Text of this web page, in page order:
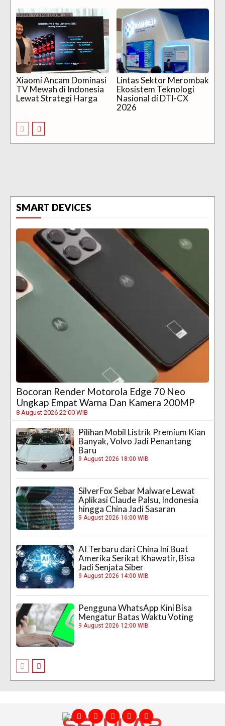
Xiaomi Ancam Dominasi
TV Mewah di Indonesia
Lewat Strategi Harga
Lintas Sektor Merombak
Ekosistem Teknologi
Nasional di DTI-CX
2026
SMART DEVICES
Bocoran Render Motorola Edge 70 Neo
Ungkap Empat Warna Dan Kamera 200MP
8 August 2026 22:00 WIB
Pilihan Mobil Listrik Premium Kian
Banyak, Volvo Jadi Penantang
Baru
9 August 2026 18:00 WIB
SilverFox Sebar Malware Lewat
Aplikasi Claude Palsu, Indonesia
hingga China Jadi Sasaran
9 August 2026 16:00 WIB
AI Terbaru dari China Ini Buat
Amerika Serikat Khawatir, Bisa
Jadi Senjata Siber
9 August 2026 14:00 WIB
Pengguna WhatsApp Kini Bisa
Mengatur Batas Waktu Voting
9 August 2026 12:00 WIB